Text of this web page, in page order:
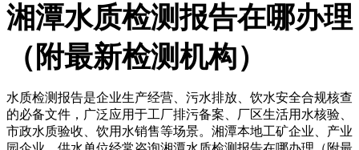
湘潭水质检测报告在哪办理
（附最新检测机构）
水质检测报告是企业生产经营、污水排放、饮水安全合规核查
的必备文件，广泛应用于工厂排污备案、厂区生活用水核验、
市政水质验收、饮用水销售等场景。湘潭本地工矿企业、产业